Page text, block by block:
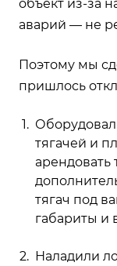
объект из-за
аварий — не
Поэтому мы
пришлось
тягачей и
арендовать
тягач под
габариты и
Наладили